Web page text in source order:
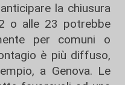
la chiusura
o alle 23 potrebbe
per comuni o
è più diffuso,
a Genova. Le